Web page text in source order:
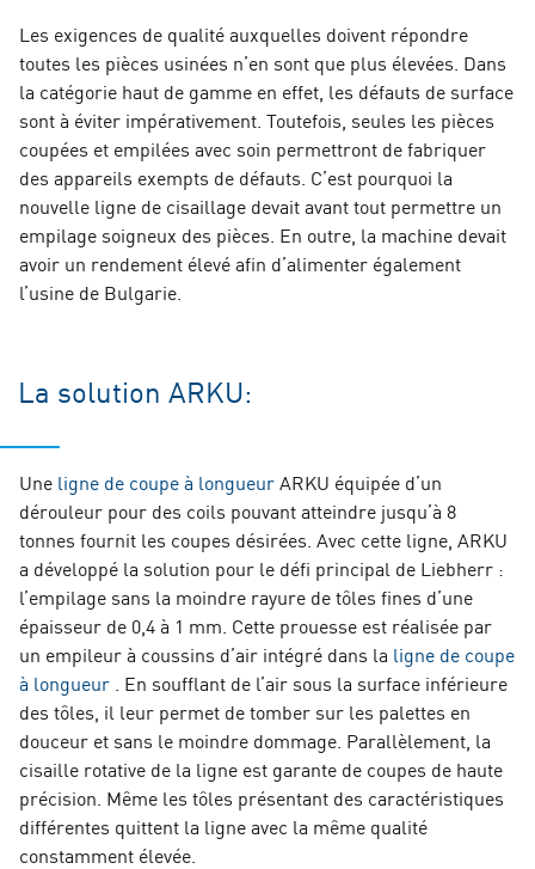
Les exigences de qualité auxquelles doivent répondre
toutes les pièces usinées n’en sont que plus élevées. Dans
la catégorie haut de gamme en effet, les défauts de surface
sont à éviter impérativement. Toutefois, seules les pièces
coupées et empilées avec soin permettront de fabriquer
des appareils exempts de défauts. C’est pourquoi la
nouvelle ligne de cisaillage devait avant tout permettre un
empilage soigneux des pièces. En outre, la machine devait
avoir un rendement élevé afin d’alimenter également
l’usine de Bulgarie.
La solution ARKU:
Une ligne de coupe à longueurARKU équipée d’un
dérouleur pour des coils pouvant atteindre jusqu’à 8
tonnes fournit les coupes désirées. Avec cette ligne, ARKU
a développé la solution pour le défi principal de Liebherr :
l’empilage sans la moindre rayure de tôles fines d’une
épaisseur de 0,4 à 1 mm. Cette prouesse est réalisée par
un empileur à coussins d’air intégré dans la ligne de coupe
à longueur . En soufflant de l’air sous la surface inférieure
des tôles, il leur permet de tomber sur les palettes en
douceur et sans le moindre dommage. Parallèlement, la
cisaille rotative de la ligne est garante de coupes de haute
précision. Même les tôles présentant des caractéristiques
différentes quittent la ligne avec la même qualité
constamment élevée.